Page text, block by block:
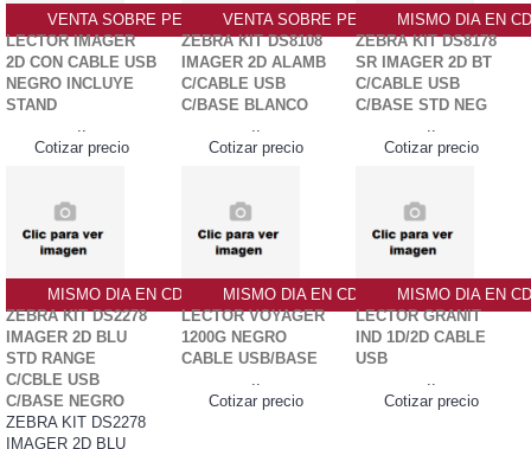
VENTA SOBRE PEDIDO PO
LECTOR IMAGER
2D CON CABLE USB
NEGRO INCLUYE
STAND
..
Cotizar precio
VENTA SOBRE PEDIDO PO
ZEBRA KIT DS8108
IMAGER 2D ALAMB
C/CABLE USB
C/BASE BLANCO
..
Cotizar precio
MISMO DIA EN
ZEBRA KIT DS8178
SR IMAGER 2D BT
C/CABLE USB
C/BASE STD NEG
..
Cotizar precio
MISMO DIA EN CDMX
ZEBRA KIT DS2278
IMAGER 2D BLU
STD RANGE
C/CBLE USB
C/BASE NEGRO
ZEBRA KIT DS2278
IMAGER 2D BLU
MISMO DIA EN CDMX
LECTOR VOYAGER
1200G NEGRO
CABLE USB/BASE
..
Cotizar precio
MISMO DIA EN
LECTOR GRANIT
IND 1D/2D CABLE
USB
..
Cotizar precio